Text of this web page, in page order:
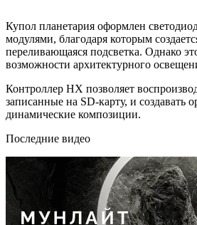
Купол планетария оформлен
модулями, благодаря которым
переливающаяся подсветка. Однако
возможности архитектурного
Контроллер HX позволяет
записанные на SD-карту, и создавать
динамические композиции.
Последние видео